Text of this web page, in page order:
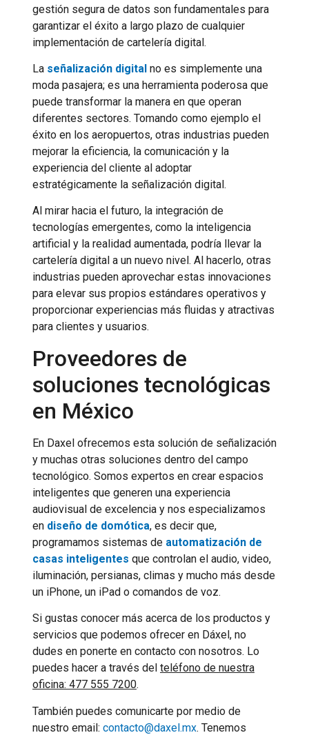
gestión segura de datos son fundamentales para
garantizar el éxito a largo plazo de cualquier
implementación de cartelería digital.
La señalización digital no es simplemente una
moda pasajera; es una herramienta poderosa que
puede transformar la manera en que operan
diferentes sectores. Tomando como ejemplo el
éxito en los aeropuertos, otras industrias pueden
mejorar la eficiencia, la comunicación y la
experiencia del cliente al adoptar
estratégicamente la señalización digital.
Al mirar hacia el futuro, la integración de
tecnologías emergentes, como la inteligencia
artificial y la realidad aumentada, podría llevar la
cartelería digital a un nuevo nivel. Al hacerlo, otras
industrias pueden aprovechar estas innovaciones
para elevar sus propios estándares operativos y
proporcionar experiencias más fluidas y atractivas
para clientes y usuarios.
Proveedores de
soluciones tecnológicas
en México
En Daxel ofrecemos esta solución de señalización
y muchas otras soluciones dentro del campo
tecnológico. Somos expertos en crear espacios
inteligentes que generen una experiencia
audiovisual de excelencia y nos especializamos
en diseño de domótica, es decir que,
programamos sistemas de automatización de
casas inteligentes que controlan el audio, video,
iluminación, persianas, climas y mucho más desde
un iPhone, un iPad o comandos de voz.
Si gustas conocer más acerca de los productos y
servicios que podemos ofrecer en Dáxel, no
dudes en ponerte en contacto con nosotros. Lo
puedes hacer a través del teléfono de nuestra
oficina: 477 555 7200.
También puedes comunicarte por medio de
nuestro email: contacto@daxel.mx. Tenemos